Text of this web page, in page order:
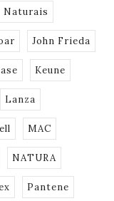
Naturais
John Frieda
Keune
Lanza
MAC
NATURA
Pantene